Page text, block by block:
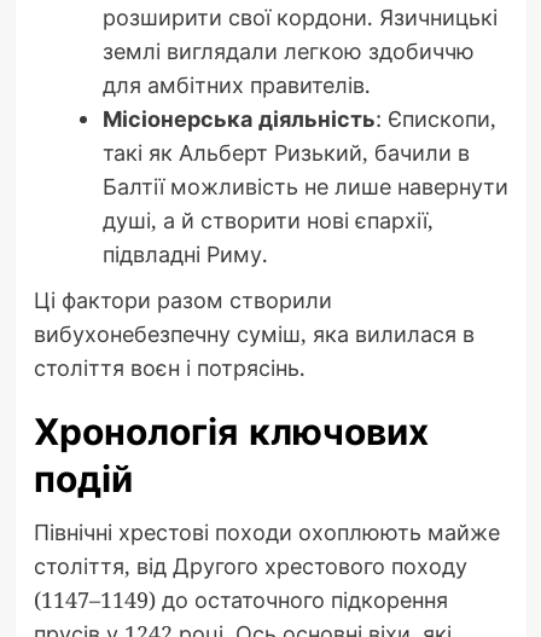
розширити свої кордони. Язичницькі
землі виглядали легкою здобиччю
для амбітних правителів.
Місіонерська діяльність: Єпископи,
такі як Альберт Ризький, бачили в
Балтії можливість не лише навернути
душі, а й створити нові єпархії,
підвладні Риму.
Ці фактори разом створили
вибухонебезпечну суміш, яка вилилася в
століття воєн і потрясінь.
Хронологія ключових
подій
Північні хрестові походи охоплюють майже
століття, від Другого хрестового походу
(1147–1149) до остаточного підкорення